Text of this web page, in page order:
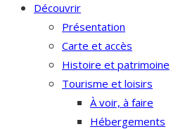
Découvrir
Présentation
Carte et accès
Histoire et patrimoine
Tourisme et loisirs
À voir, à faire
Hébergements